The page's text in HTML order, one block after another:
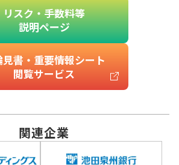
リスク・手数料等
説明ページ
見書・重要情報シート
閲覧サービス
関連企業